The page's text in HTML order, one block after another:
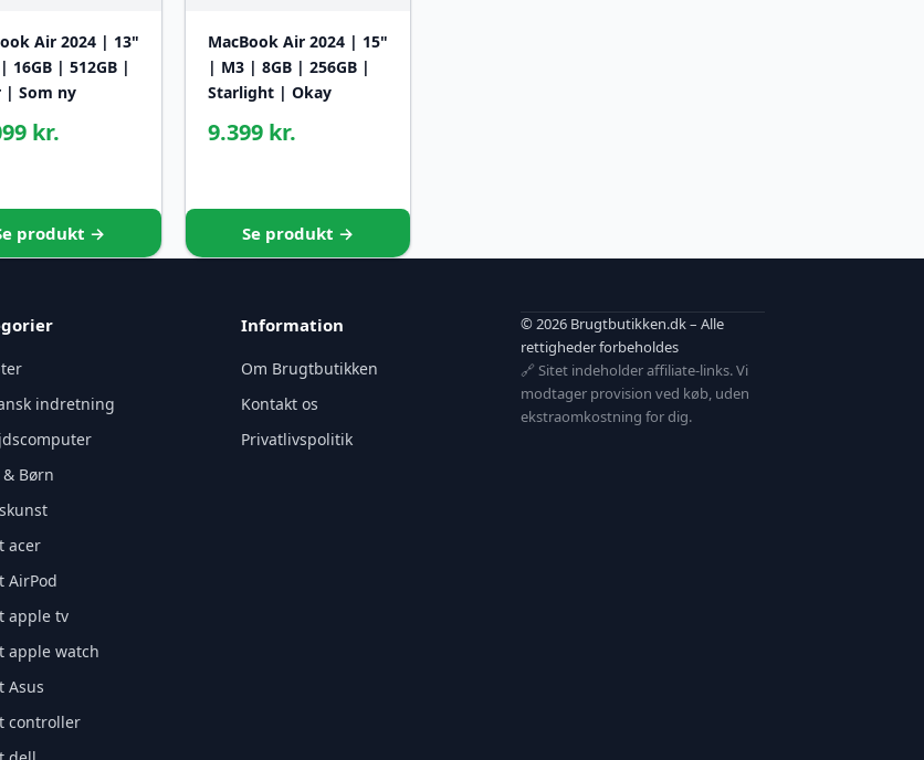
Air 2024 | 13"
16GB | 512GB |
| Som ny
kr.
produkt →
MacBook Air 2024 | 15"
| M3 | 8GB | 256GB |
Starlight | Okay
9.399 kr.
Se produkt →
indretning
& Børn
acer
AirPod
apple tv
apple watch
Asus
controller
Information
Om Brugtbutikken
Kontakt os
Privatlivspolitik
© 2026 Brugtbutikken.dk – Alle
rettigheder forbeholdes
🔗 Sitet indeholder affiliate-links. Vi
modtager provision ved køb, uden
ekstraomkostning for dig.